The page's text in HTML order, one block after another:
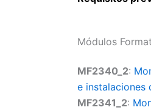
Módulos
MF2340_2:
e instalaciones
MF2341_2: